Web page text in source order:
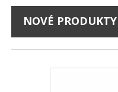
NOVÉ PRODUKTY